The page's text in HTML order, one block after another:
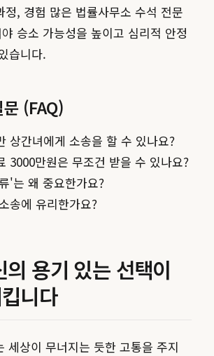
정, 경험 많은 법률사무소 수석 전문
승소 가능성을 높이고 심리적 안정
습니다.
(FAQ)
상간녀에게 소송을 할 수 있나요?
3000만원은 무조건 받을 수 있나요?
'는 왜 중요한가요?
송에 유리한가요?
용기 있는 선택이
니다
세상이 무너지는 듯한 고통을 주지